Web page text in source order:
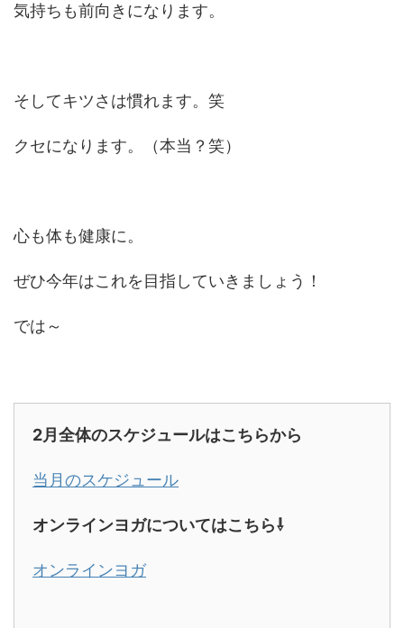
気持ちも前向きになります。
そしてキツさは慣れます。笑
クセになります。（本当？笑）
心も体も健康に。
ぜひ今年はこれを目指していきましょう！
では～
2月全体のスケジュールはこちらから
当月のスケジュール
オンラインヨガについてはこちら⇩
オンラインヨガ